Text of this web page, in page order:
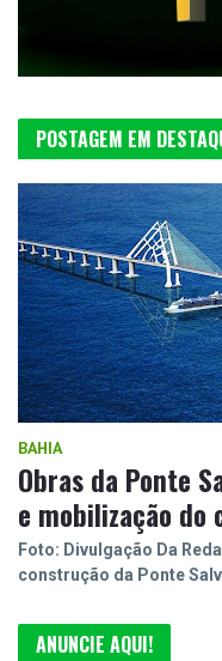
POSTAGEM EM
BAHIA
Obras da Ponte
e mobilização do
Foto: Divulgação Da
construção da Ponte
ANUNCIE AQUI!